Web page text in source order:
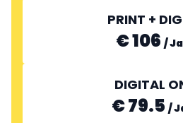
PRINT +
€ 106 /
DIGITAL
€ 79.5 /